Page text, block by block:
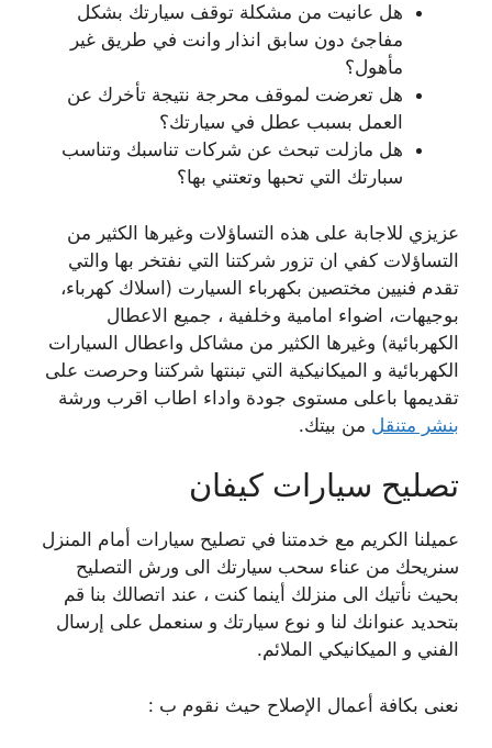
هل عانيت من مشكلة توقف سيارتك بشكل
مفاجئ دون سابق انذار وانت في طريق غير
مأهول؟
هل تعرضت لموقف محرجة نتيجة تأخرك عن
العمل بسبب عطل في سيارتك؟
هل مازلت تبحث عن شركات تناسبك وتناسب
سبارتك التي تحبها وتعتني بها؟
عزيزي للاجابة على هذه التساؤلات وغيرها الكثير من
التساؤلات كفي ان تزور شركتنا التي نفتخر بها والتي
تقدم فنيين مختصين بكهرباء السيارت (اسلاك كهرباء،
بوجيهات، اضواء امامية وخلفية ، جميع الاعطال
الكهربائية) وغيرها الكثير من مشاكل واعطال السيارات
الكهربائية و الميكانيكية التي تبنتها شركتنا وحرصت على
تقديمها باعلى مستوى جودة واداء اطاب اقرب ورشة
بنشر متنقل من بيتك.
تصليح سيارات كيفان
عميلنا الكريم مع خدمتنا في تصليح سيارات أمام المنزل
سنريحك من عناء سحب سيارتك الى ورش التصليح
بحيث نأتيك الى منزلك أينما كنت ، عند اتصالك بنا قم
بتحديد عنوانك لنا و نوع سيارتك و سنعمل على إرسال
الفني و الميكانيكي الملائم.
نعنى بكافة أعمال الإصلاح حيث نقوم ب :